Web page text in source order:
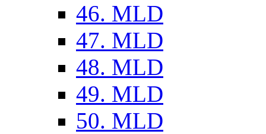
46. MLD
47. MLD
48. MLD
49. MLD
50. MLD